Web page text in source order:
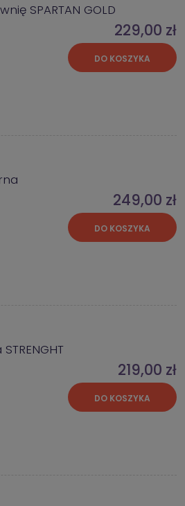
SPARTAN GOLD
229,00 zł
DO KOSZYKA
249,00 zł
DO KOSZYKA
219,00 zł
DO KOSZYKA